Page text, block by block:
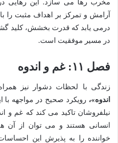
مخرب رها می سازد. این رهایی
آرامش و تمرکز بر اهداف مثبت را
درمی یابد که قدرت بخشش، کلید
در مسیر موفقیت است.
فصل ۱۱: غم و اندوه
زندگی با لحظات دشوار نیز
اندوه»، رویکرد صحیح در مواجهه
نیلفروشان تاکید می کند که غم و
انسانی هستند و می توان از
خواننده را به پذیرش این